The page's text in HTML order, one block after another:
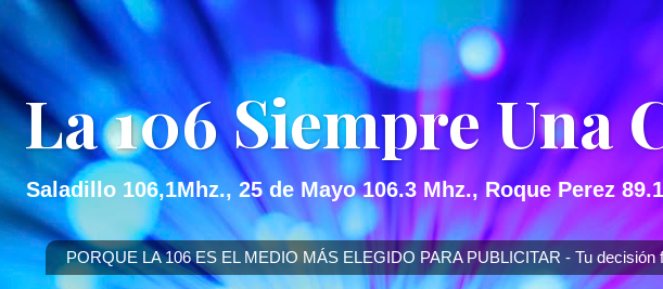
La 106 Siempre Una
Saladillo 106,1Mhz., 25 de Mayo 106.3 Mhz., Roque Perez
PORQUE LA 106 ES EL MEDIO MÁS ELEGIDO PARA PUBLICITAR - Tu decisión